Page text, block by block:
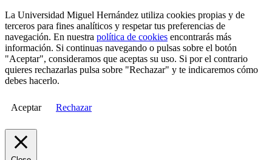
La Universidad Miguel Hernández utiliza cookies propias y de
terceros para fines analíticos y respetar tus preferencias de
navegación. En nuestra política de cookies encontrarás más
información. Si continuas navegando o pulsas sobre el botón
"Aceptar", consideramos que aceptas su uso. Si por el contrario
quieres rechazarlas pulsa sobre "Rechazar" y te indicaremos cómo
debes hacerlo.
Aceptar Rechazar